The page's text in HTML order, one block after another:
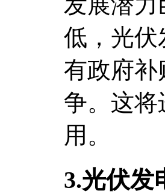
低，光伏
有政府补
争。这
用。
3.光伏发